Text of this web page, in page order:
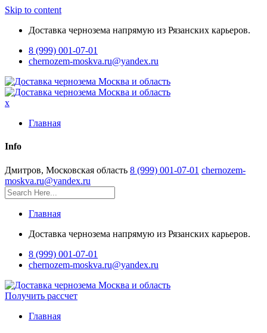
Skip to content
Доставка чернозема напрямую из Рязанских карьеров.
8 (999) 001-07-01
chernozem-moskva.ru@yandex.ru
x
Главная
Info
Дмитров, Московская область 8 (999) 001-07-01 chernozem-
moskva.ru@yandex.ru
Главная
Доставка чернозема напрямую из Рязанских карьеров.
8 (999) 001-07-01
chernozem-moskva.ru@yandex.ru
Получить рассчет
Главная